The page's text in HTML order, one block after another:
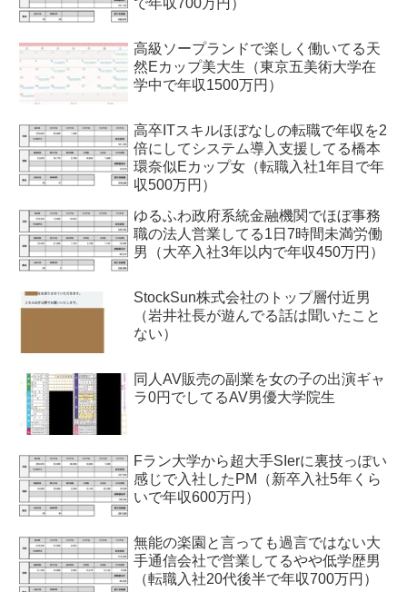
で年収700万円）
高級ソープランドで楽しく働いてる天
然Eカップ美大生（東京五美術大学在
学中で年収1500万円）
高卒ITスキルほぼなしの転職で年収を2
倍にしてシステム導入支援してる橋本
環奈似Eカップ女（転職入社1年目で年
収500万円）
ゆるふわ政府系統金融機関でほぼ事務
職の法人営業してる1日7時間未満労働
男（大卒入社3年以内で年収450万円）
StockSun株式会社のトップ層付近男
（岩井社長が遊んでる話は聞いたこと
ない）
同人AV販売の副業を女の子の出演ギャ
ラ0円でしてるAV男優大学院生
Fラン大学から超大手SIerに裏技っぽい
感じで入社したPM（新卒入社5年くら
いで年収600万円）
無能の楽園と言っても過言ではない大
手通信会社で営業してるやや低学歴男
（転職入社20代後半で年収700万円）